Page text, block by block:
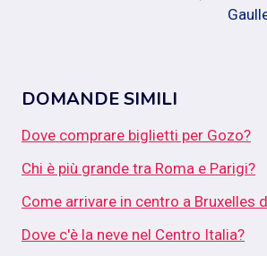
DOMANDE SIMILI
Dove comprare biglietti per Gozo?
Chi è più grande tra Roma e Parigi?
Come arrivare in centro a Bruxelles
Dove c'è la neve nel Centro Italia?